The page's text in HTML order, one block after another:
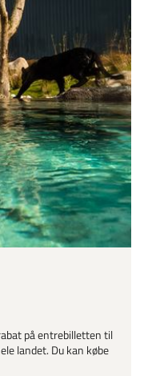
på entrebilletten til
landet. Du kan købe